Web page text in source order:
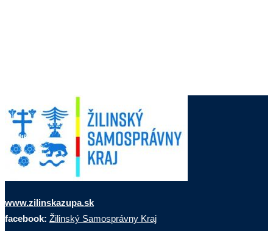
www.zilinskazupa.sk
facebook: Žilinský Samosprávny Kraj